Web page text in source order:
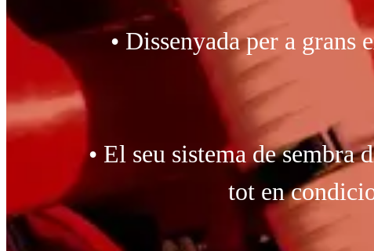
• Dissenyada per a
• El seu sistema de
tot en